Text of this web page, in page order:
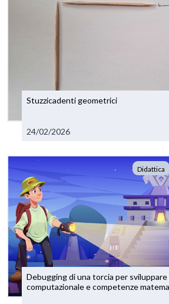
Stuzzicadenti geometrici
24/02/2026
Didattica
Debugging di una torcia per
computazionale e competenze